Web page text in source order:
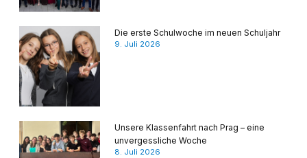
Die erste Schulwoche im neuen Schuljahr
9. Juli 2026
Unsere Klassenfahrt nach Prag – eine
unvergessliche Woche
8. Juli 2026